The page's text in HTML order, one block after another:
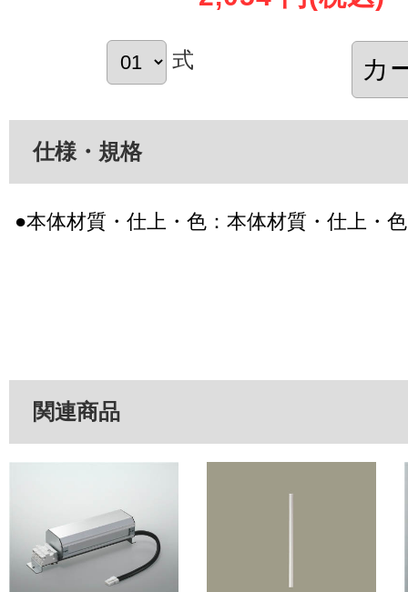
式
仕様・規格
●本体材質・仕上・色：本体材質・仕上・
関連商品